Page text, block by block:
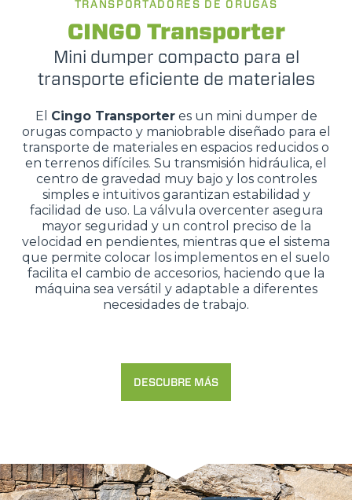
TRANSPORTADORES DE ORUGAS
CINGO Transporter
Mini dumper compacto para el
transporte eficiente de materiales
El Cingo Transporteres un mini dumper de
orugas compacto y maniobrable diseñado para el
transporte de materiales en espacios reducidos o
en terrenos difíciles. Su transmisión hidráulica, el
centro de gravedad muy bajo y los controles
simples e intuitivos garantizan estabilidad y
facilidad de uso. La válvula overcenter asegura
mayor seguridad y un control preciso de la
velocidad en pendientes, mientras que el sistema
que permite colocar los implementos en el suelo
facilita el cambio de accesorios, haciendo que la
máquina sea versátil y adaptable a diferentes
necesidades de trabajo.
DESCUBRE MÁS